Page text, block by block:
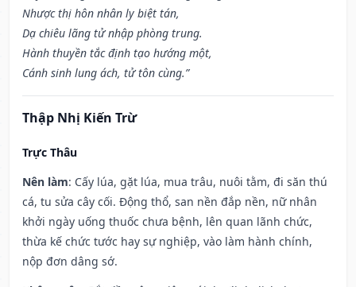
Nhược thị hôn nhân ly biệt tán,
Dạ chiêu lãng tử nhập phòng trung.
Hành thuyền tắc định tạo hướng một,
Cánh sinh lung ách, tử tôn cùng.”
Thập Nhị Kiến Trừ
Trực Thâu
Nên làm: Cấy lúa, gặt lúa, mua trâu, nuôi tằm, đi săn thú
cá, tu sửa cây cối. Động thổ, san nền đắp nền, nữ nhân
khởi ngày uống thuốc chưa bệnh, lên quan lãnh chức,
thừa kế chức tước hay sự nghiệp, vào làm hành chính,
nộp đơn dâng sớ.